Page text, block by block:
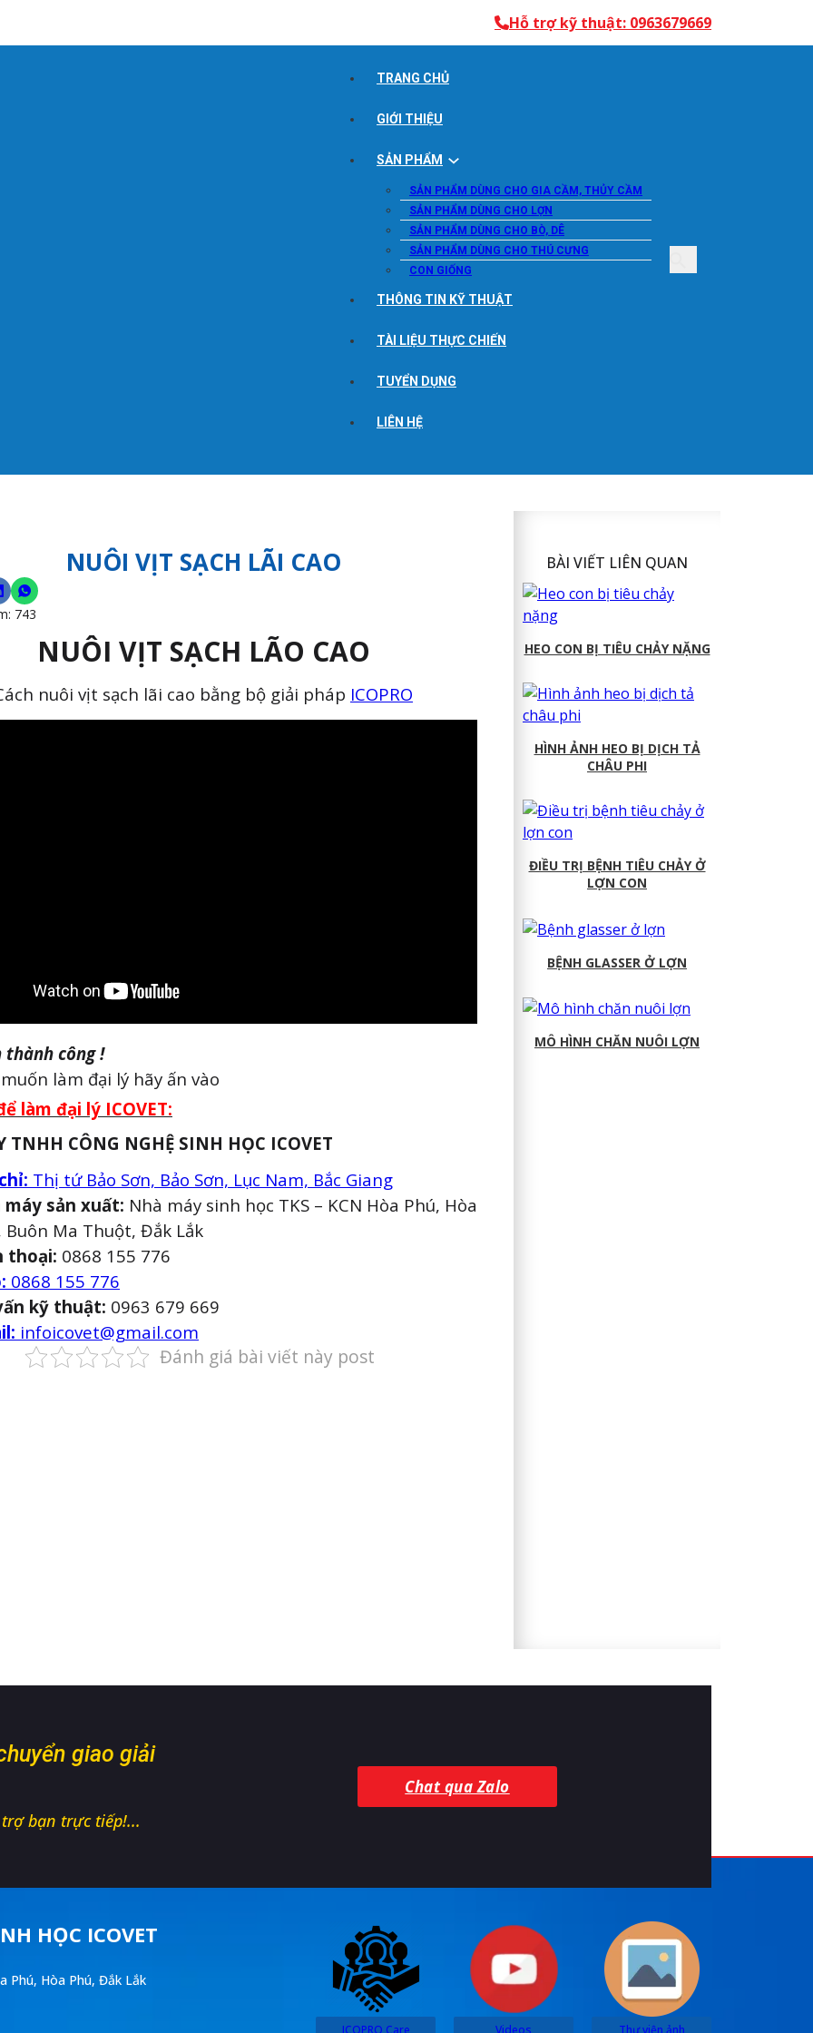
Hỗ trợ kỹ thuật: 0963679669
TRANG CHỦ
GIỚI THIỆU
SẢN PHẨM
SẢN PHẨM DÙNG CHO GIA CẦM, THỦY CẦM
SẢN PHẨM DÙNG CHO LỢN
SẢN PHẨM DÙNG CHO BÒ, DÊ
SẢN PHẨM DÙNG CHO THÚ CƯNG
CON GIỐNG
THÔNG TIN KỸ THUẬT
TÀI LIỆU THỰC CHIẾN
TUYỂN DỤNG
LIÊN HỆ
NUÔI VỊT SẠCH LÃI CAO
743
NUÔI VỊT SẠCH LÃO CAO
nuôi vịt sạch lãi cao bằng bộ giải pháp ICOPRO
thành công !
làm đại lý hãy ấn vào
làm đại lý ICOVET:
TNHH CÔNG NGHỆ SINH HỌC ICOVET
Thị tứ Bảo Sơn, Bảo Sơn, Lục Nam, Bắc Giang
máy sản xuất: Nhà máy sinh học TKS – KCN Hòa Phú, Hòa
Buôn Ma Thuột, Đắk Lắk
thoại: 0868 155 776
0868 155 776
kỹ thuật: 0963 679 669
infoicovet@gmail.com
Đánh giá bài viết này post
BÀI VIẾT LIÊN QUAN
HEO CON BỊ TIÊU CHẢY NẶNG
HÌNH ẢNH HEO BỊ DỊCH TẢ
CHÂU PHI
ĐIỀU TRỊ BỆNH TIÊU CHẢY Ở
LỢN CON
BỆNH GLASSER Ở LỢN
MÔ HÌNH CHĂN NUÔI LỢN
giao giải
bạn trực tiếp!...
Chat qua Zalo
HỌC ICOVET
Phú, Hòa Phú, Đắk Lắk
ICOPRO Care Videos Thư viện ảnh
Email
Số điện thoại
GỬI THÔNG TIN